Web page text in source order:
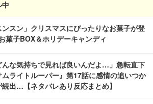
中
ンスン」クリスマスにぴったりなお菓子が登
菓子BOX＆ホリデーキャンディ
んな気持ちで見れば良いんだよ…」急転直下
ムライトルーパー』第17話に感情の追いつか
出…【ネタバレあり反応まとめ】